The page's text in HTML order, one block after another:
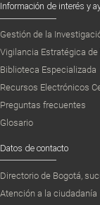
Información de interés y
Gestión de la
Vigilancia Estratégica
Biblioteca Especializada
Recursos Electrónicos
Preguntas frecuentes
Glosario
Datos de contacto
Directorio de Bogotá,
Atención a la ciudadanía